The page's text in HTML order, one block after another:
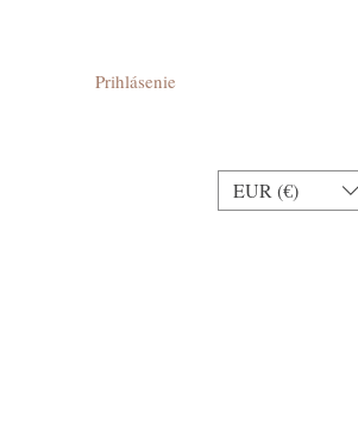
Prihlásenie
EUR (€)